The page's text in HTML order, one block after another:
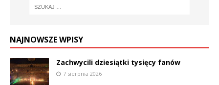
NAJNOWSZE WPISY
Zachwycili dziesiątki tysięcy fanów
7 sierpnia 2026